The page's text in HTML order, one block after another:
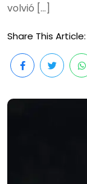
volvió […]
Share This Article: